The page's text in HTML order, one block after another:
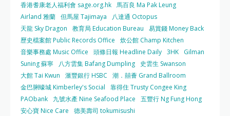
香港耆康老人福利會 sage.org.hk 馬百良 Ma Pak Leung
Airland 雅蘭 但馬屋 Tajimaya
八達通 Octopus
天龍 Sky Dragon
教育局 Education Bureau
易賞錢 Money Back
歷史檔案館 Public Records Office
炊公館 Champ Kitchen
音樂事務處 Music Office
頭條日報 Headline Daily 3HK
Gilman
Suning 蘇寧
八方雲集 Bafang Dumpling
史雲生 Swanson
大館 Tai Kwun
滙豐銀行 HSBC
潮．囍薈 Grand Ballroom
金巴脷蠔城 Kimberley's Social
靠得住 Trusty Congee King
PAObank
九號水產 Nine Seafood Place
五豐行 Ng Fung Hong
安心寶 Nice Care
德美壽司 tokumisushi